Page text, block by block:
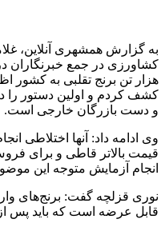
به گزارش همشهری آنلاین،
هزار تن برنج تقلبی به کشور
کشف کردم و اولین دستور را
و دست بازرگان خارجی است.
وی ادامه داد: آنها اختلاطی
قیمت بالاتر قاطی و برای
انجام آزمایش متوجه این
نوری قزلچه گفت: برنج‌های
قابل عرضه است که باید پس